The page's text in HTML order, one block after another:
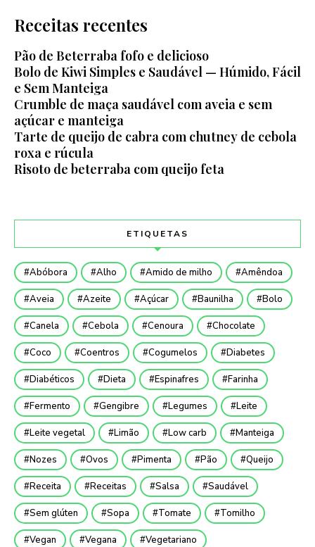
Receitas recentes
Pão de Beterraba fofo e delicioso
Bolo de Kiwi Simples e Saudável — Húmido, Fácil
e Sem Manteiga
Crumble de maça saudável com aveia e sem
açúcar e manteiga
Tarte de queijo de cabra com chutney de cebola
roxa e rúcula
Risoto de beterraba com queijo feta
ETIQUETAS
Abóbora Alho Amido de milho Amêndoa
Aveia Azeite Açúcar Baunilha Bolo
Canela Cebola Cenoura Chocolate
Coco Coentros Cogumelos Diabetes
Diabéticos Dieta Espinafres Farinha
Fermento Gengibre Legumes Leite
Leite vegetal Limão Low carb Manteiga
Nozes Ovos Pimenta Pão Queijo
Receita Receitas Salsa Saudável
Sem glúten Sopa Tomate Tomilho
Vegan Vegana Vegetariano